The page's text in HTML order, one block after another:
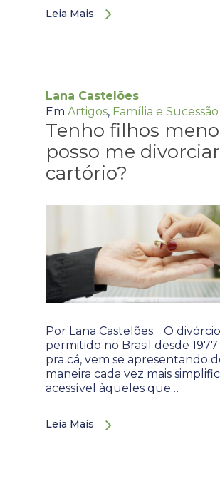
Leia Mais
Lana Castelões
Em Artigos, Família e Sucessão
Tenho filhos
posso me
cartório?
Por Lana Castelões. O
permitido no Brasil desde 1977
pra cá, vem se apresentando
maneira cada vez mais
acessível àqueles que…
Leia Mais